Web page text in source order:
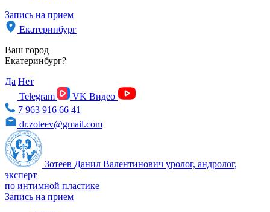
Запись на прием
Екатеринбург
Ваш город
Екатеринбург?
Да Нет
Telegram
VK Видео
7 963 916 66 41
dr.zoteev@gmail.com
Зотеев Данил Валентинович уролог, андролог,
эксперт
по интимной пластике
Запись на прием